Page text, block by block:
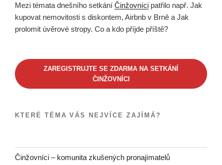
Mezi témata dnešního setkání Činžovníci patřilo např. Jak
kupovat nemovitosti s diskontem, Airbnb v Brně a Jak
prolomit úvěrové stropy. Co a kdo příjde příště?
ZAREGISTRUJTE SE ZDARMA NA SETKÁNÍ
ČINŽOVNÍCI
KTERÉ TÉMA VÁS NEJVÍCE ZAJÍMÁ?
Činžovníci – komunita zkušených pronajímatelů